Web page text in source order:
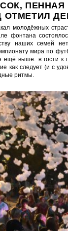
ОТМЕТИЛ
молодёжных
фонтана
наших семей нет
мира по
ещё выше: в гости к
как следует (и с
ритмы.